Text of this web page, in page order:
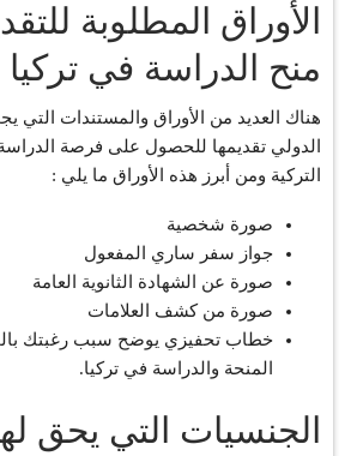
الأوراق المطلوبة
منح الدراسة في تركيا 2023
هناك العديد من الأوراق والمستندات التي
الدولي تقديمها للحصول على فرصة
التركية ومن أبرز هذه الأوراق ما يلي :
صورة شخصية
جواز سفر ساري المفعول
صورة عن الشهادة الثانوية العامة
صورة من كشف العلامات
خطاب تحفيزي يوضح سبب رغبتك
المنحة والدراسة في تركيا.
الجنسيات التي يحق